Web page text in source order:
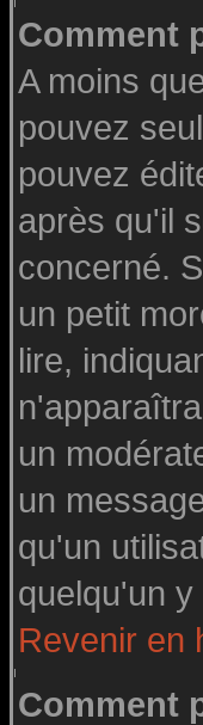
Comment
A moins
pouvez
pouvez
après qu'il
concerné.
un petit
lire,
un
un
qu'un
quelqu'un
Revenir en
Comment